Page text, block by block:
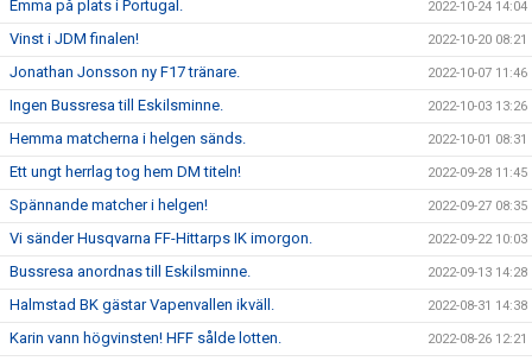
Emma på plats i Portugal. 2022-10-24 14:04
Vinst i JDM finalen! 2022-10-20 08:21
Jonathan Jonsson ny F17 tränare. 2022-10-07 11:46
Ingen Bussresa till Eskilsminne. 2022-10-03 13:26
Hemma matcherna i helgen sänds. 2022-10-01 08:31
Ett ungt herrlag tog hem DM titeln! 2022-09-28 11:45
Spännande matcher i helgen! 2022-09-27 08:35
Vi sänder Husqvarna FF-Hittarps IK imorgon. 2022-09-22 10:03
Bussresa anordnas till Eskilsminne. 2022-09-13 14:28
Halmstad BK gästar Vapenvallen ikväll. 2022-08-31 14:38
Karin vann högvinsten! HFF sålde lotten. 2022-08-26 12:21